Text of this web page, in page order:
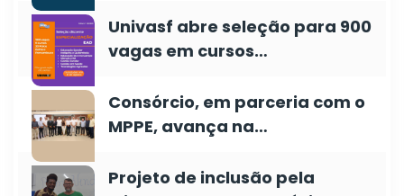
Univasf abre seleção para 900
vagas em cursos…
Consórcio, em parceria com o
MPPE, avança na…
Projeto de inclusão pela